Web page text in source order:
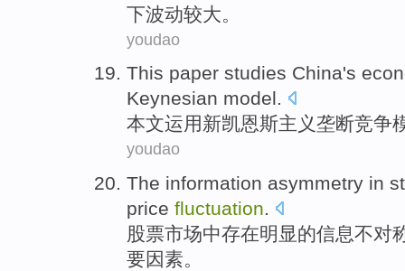
下波动较大 。
youdao
This paper studies China's
Keynesian model.
本文运用新凯恩斯主义垄断竞争
youdao
The information asymmetry in
price fluctuation.
股票市场中存在明显的信息不对
要因素。